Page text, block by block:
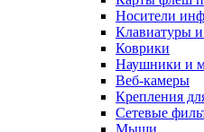
Носители
Клавиатуры и
Коврики
Наушники и
Веб-камеры
Крепления
Сетевые
Мыши